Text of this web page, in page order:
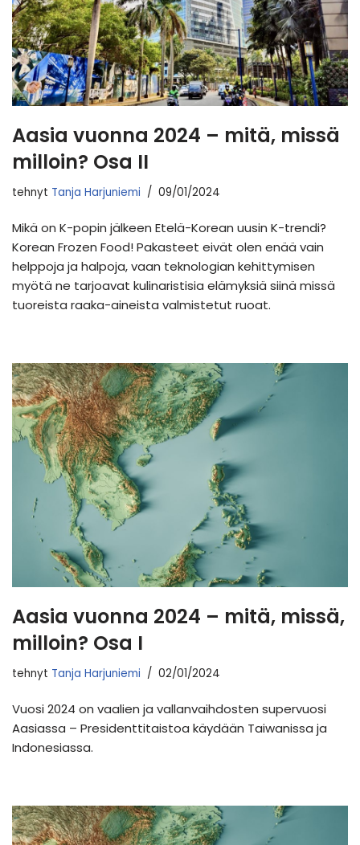
Aasia vuonna 2024 – mitä, missä
milloin? Osa II
tehnyt Tanja Harjuniemi 09/01/2024
Mikä on K-popin jälkeen Etelä-Korean uusin K-trendi?
Korean Frozen Food! Pakasteet eivät olen enää vain
helppoja ja halpoja, vaan teknologian kehittymisen
myötä ne tarjoavat kulinaristisia elämyksiä siinä missä
tuoreista raaka-aineista valmistetut ruoat.
Aasia vuonna 2024 – mitä, missä,
milloin? Osa I
tehnyt Tanja Harjuniemi 02/01/2024
Vuosi 2024 on vaalien ja vallanvaihdosten supervuosi
Aasiassa – Presidenttitaistoa käydään Taiwanissa ja
Indonesiassa.